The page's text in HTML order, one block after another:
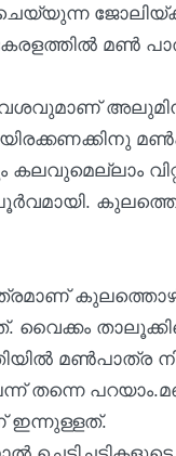
ചെയ്യുന്ന
മൺ
കലവുമെല്ലാം
വൈക്കം
മൺപാത്ര
തന്നെ
ഇന്നുള്ളത്.